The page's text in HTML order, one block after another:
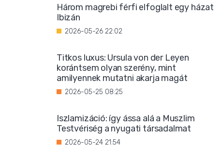
Három magrebi férfi elfoglalt egy házat
Ibizán
2026-05-26 22:02
Titkos luxus: Ursula von der Leyen
korántsem olyan szerény, mint
amilyennek mutatni akarja magát
2026-05-25 08:25
Iszlamizáció: így ássa alá a Muszlim
Testvériség a nyugati társadalmat
2026-05-24 21:54